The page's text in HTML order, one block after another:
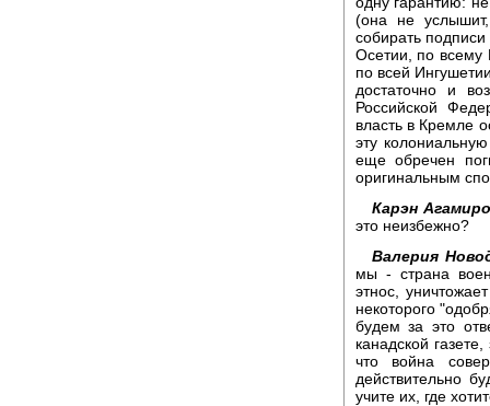
(она не
собирать
Осетии, по всему
по всей
достаточно и
Российской
власть в Кремле
эту
еще обречен
оригинальным
Карэн
это неизбежно?
Валерия
мы - страна
этнос,
некоторого
будем за это
канадской
что война
действительно
учите их, где